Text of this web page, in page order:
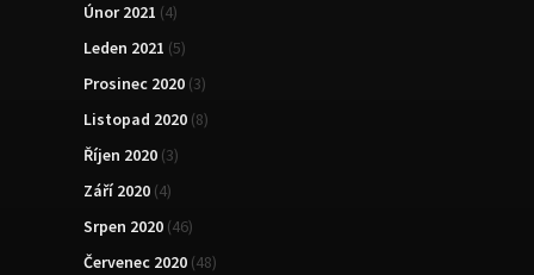
Únor 2021 (4)
Leden 2021 (5)
Prosinec 2020 (3)
Listopad 2020 (8)
Říjen 2020 (3)
Září 2020 (4)
Srpen 2020 (46)
Červenec 2020 (48)